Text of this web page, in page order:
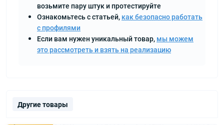
возьмите пару штук и протестируйте
Ознакомьтесь с статьей, как безопасно работать
с профилями
Если вам нужен уникальный товар, мы можем
это рассмотреть и взять на реализацию
Другие товары